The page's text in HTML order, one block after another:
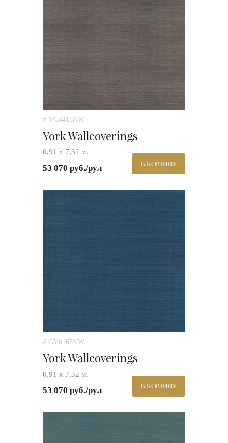
# VG4418NW
York Wallcoverings
0,91 х 7,32 м.
53 070 руб./рул В КОРЗИНУ
# GV0165NW
York Wallcoverings
0,91 х 7,32 м.
53 070 руб./рул В КОРЗИНУ